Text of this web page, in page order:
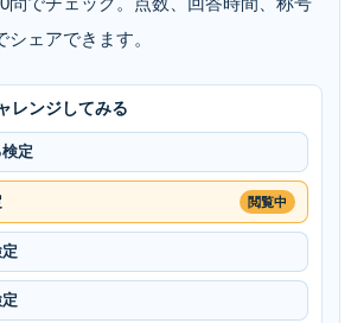
ェアできます。
レンジしてみる
定
閲覧中